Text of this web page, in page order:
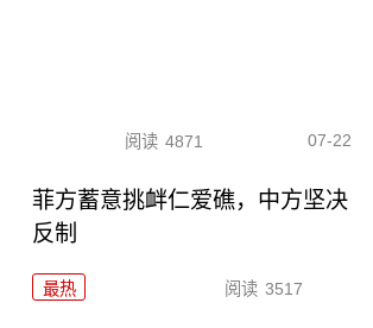
阅读 4871 07-22
菲方蓄意挑衅仁爱礁，中方坚决
反制
最热 阅读 3517